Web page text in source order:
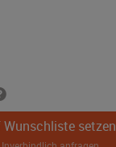
Wunschliste setzen